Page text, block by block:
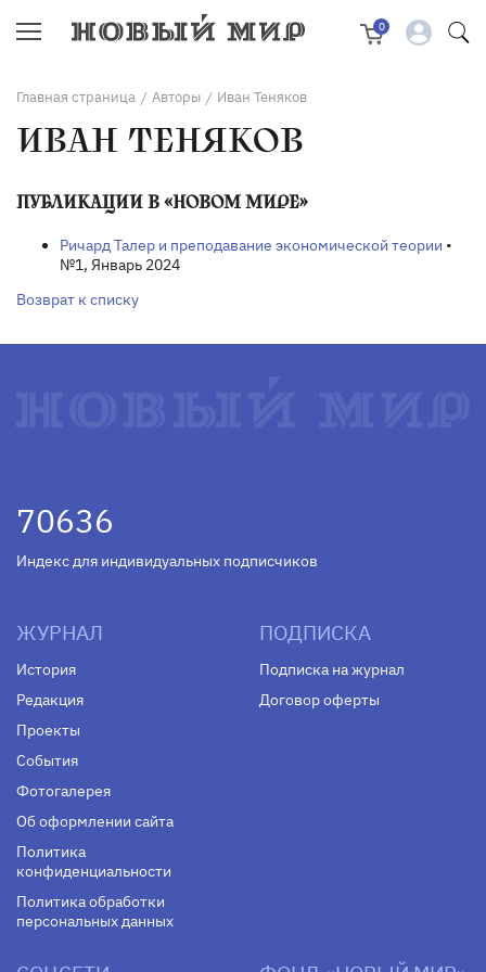
0
Главная страница / Авторы / Иван Теняков
ИВАН ТЕНЯКОВ
ПУБЛИКАЦИИ В «НОВОМ МИРЕ»
Ричард Талер и преподавание экономической теории •
№1, Январь 2024
Возврат к списку
70636
Индекс для индивидуальных подписчиков
ЖУРНАЛ
История
Редакция
Проекты
События
Фотогалерея
Об оформлении сайта
Политика
конфиденциальности
Политика обработки
персональных данных
ПОДПИСКА
Подписка на журнал
Договор оферты